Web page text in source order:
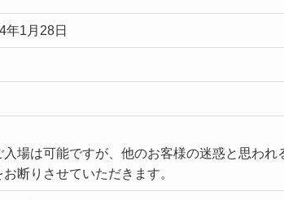
年1月28日
場は可能ですが、他のお客様の迷惑と思われ
断りさせていただきます。